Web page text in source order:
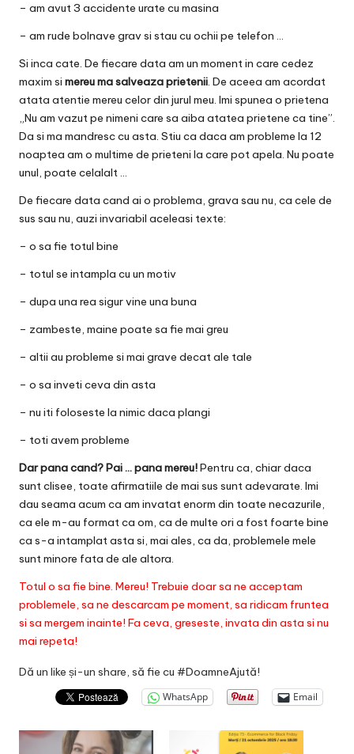
– am avut 3 accidente urate cu masina
– am rude bolnave grav si stau cu ochii pe telefon …
Si inca cate. De fiecare data am un moment in care cedez
maxim si mereu ma salveaza prietenii. De aceea am acordat
atata atentie mereu celor din jurul meu. Imi spunea o prietena
„Nu am vazut pe nimeni care sa aiba atatea prietene ca tine”.
Da si ma mandresc cu asta. Stiu ca daca am probleme la 12
noaptea am o multime de prieteni la care pot apela. Nu poate
unul, poate celalalt …
De fiecare data cand ai o problema, grava sau nu, ca cele de
sus sau nu, auzi invariabil aceleasi texte:
– o sa fie totul bine
– totul se intampla cu un motiv
– dupa una rea sigur vine una buna
– zambeste, maine poate sa fie mai greu
– altii au probleme si mai grave decat ale tale
– o sa inveti ceva din asta
– nu iti foloseste la nimic daca plangi
– toti avem probleme
Dar pana cand? Pai … pana mereu!Pentru ca, chiar daca
sunt clisee, toate afirmatiile de mai sus sunt adevarate. Imi
dau seama acum ca am invatat enorm din toate necazurile,
ca ele m-au format ca om, ca de multe ori a fost foarte bine
ca s-a intamplat asta si, mai ales, ca da, problemele mele
sunt minore fata de ale altora.
Totul o sa fie bine. Mereu! Trebuie doar sa ne acceptam
problemele, sa ne descarcam pe moment, sa ridicam fruntea
si sa mergem inainte! Fa ceva, greseste, invata din asta si nu
mai repeta!
Dă un like și-un share, să fie cu #DoamneAjută!
WhatsApp Email